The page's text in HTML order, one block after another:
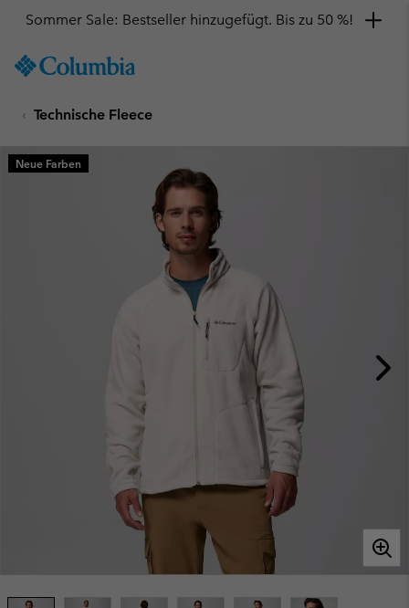
TO
SKIP
MAIN
NAV
Sommer Sale: Bestseller hinzugefügt. Bis zu 50 %!
Technische Fleece
Neue Farben